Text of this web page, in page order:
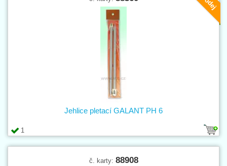
1
Jehlice pletací GALANT PH 6
č. karty: 88908